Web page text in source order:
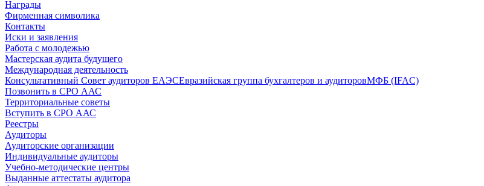
Награды
Фирменная символика
Контакты
Иски и заявления
Работа с молодежью
Мастерская аудита будущего
Международная деятельность
Консультативный Совет аудиторов ЕАЭСЕвразийская группа бухгалтеров и аудиторовМФБ (IFAC)
Позвонить в СРО ААС
Территориальные советы
Вступить в СРО ААС
Реестры
Аудиторы
Аудиторские организации
Индивидуальные аудиторы
Учебно-методические центры
Выданные аттестаты аудитора